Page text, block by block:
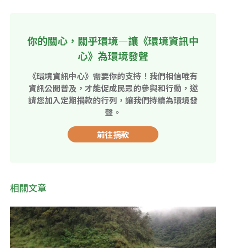
你的關心，關乎環境—讓《環境資訊中
心》為環境發聲
《環境資訊中心》需要你的支持！我們相信唯有
資訊公開普及，才能促成民眾的參與和行動，邀
請您加入定期捐款的行列，讓我們持續為環境發
聲。
前往捐款
相關文章